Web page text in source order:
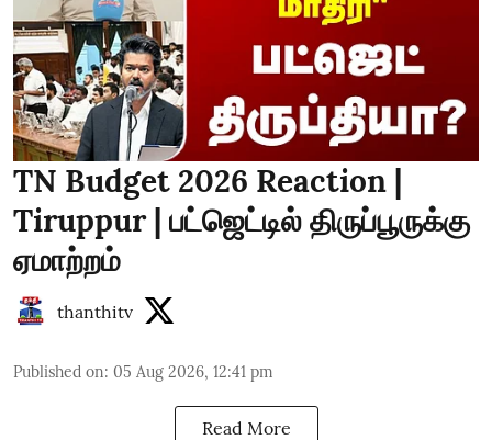
TN Budget 2026 Reaction |
Tiruppur | பட்ஜெட்டில் திருப்பூருக்கு
ஏமாற்றம்
thanthitv
Published on: 05 Aug 2026, 12:41 pm
Read More